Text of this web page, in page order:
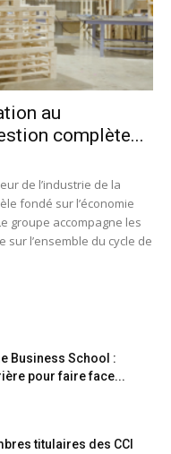
au
complète...
de l’industrie de la
fondé sur l’économie
groupe accompagne les
l’ensemble du cycle de
Business School :
pour faire face...
titulaires des CCI